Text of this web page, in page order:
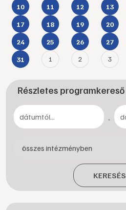
10 11 12 13
17 18 19 20
24 25 26 27
31 1 2 3
Részletes programkereső
-
KERESÉS